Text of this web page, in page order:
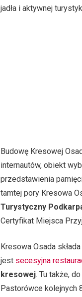
jadła i aktywnej
Budowę Kresowej
internautów, obiekt
przedstawienia
tamtej pory Kresowa
Turystyczny
Certyfikat Miejsca
Kresowa Osada
jest secesyjna
kresowej. Tu także,
Pastorówce kolejnych